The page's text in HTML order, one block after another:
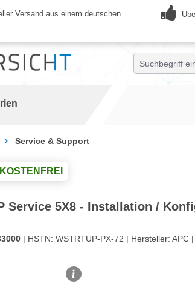
springen
Versand aus einem deutschen
Service & Support
Service 5X8 - Installation /
| HSTN: WSTRTUP-PX-72 | Hersteller: APC |